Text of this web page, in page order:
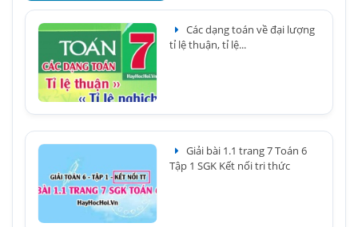
Các dạng toán về đại lượng
tỉ lệ thuận, tỉ lệ...
Giải bài 1.1 trang 7 Toán 6
Tập 1 SGK Kết nối tri thức